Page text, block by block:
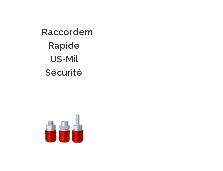
Raccordem
Rapide
US-Mil
Sécurité